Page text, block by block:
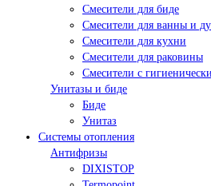
Смесители для биде
Смесители для ванны и
Смесители для кухни
Смесители для раковины
Смесители с
Унитазы и биде
Биде
Унитаз
Системы отопления
Антифризы
DIXISTOP